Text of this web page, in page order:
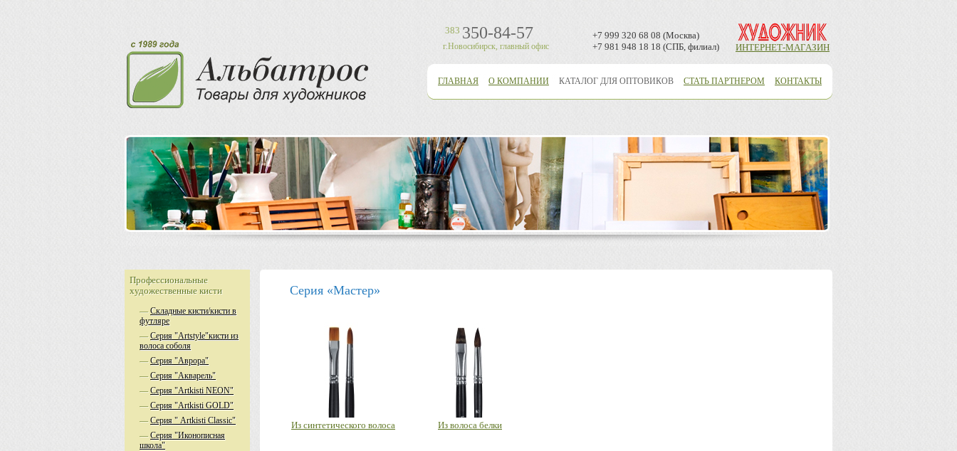
383 350-84-57
г.Новосибирск, главный офис
+7 999 320 68 08 (Москва)
+7 981 948 18 18 (СПБ, филиал)
ИНТЕРНЕТ-МАГАЗИН
ГЛАВНАЯ О КОМПАНИИ КАТАЛОГ ДЛЯ ОПТОВИКОВ СТАТЬ ПАРТНЕРОМ КОНТАКТЫ
Серия «Мастер»
Из синтетического волоса Из волоса белки
Профессиональные
художественные кисти
—Складные кисти/кисти в
футляре
—Серия "Artstyle"кисти из
волоса соболя
—Серия "Аврора"
—Серия "Акварель"
—Серия "Аrtkisti NEON"
—Серия "Аrtkisti GOLD"
—Серия " Artkisti Classic"
—Серия "Иконописная
школа"